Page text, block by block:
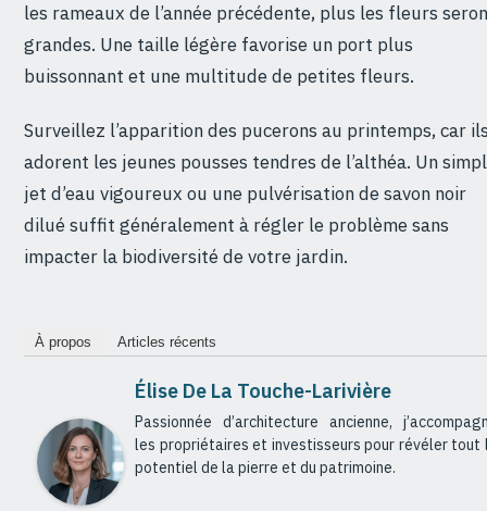
les rameaux de l’année précédente, plus les fleurs
grandes. Une taille légère favorise un port plus
buissonnant et une multitude de petites fleurs.
Surveillez l’apparition des pucerons au printemps, car
adorent les jeunes pousses tendres de l’althéa. Un
jet d’eau vigoureux ou une pulvérisation de savon noir
dilué suffit généralement à régler le problème sans
impacter la biodiversité de votre jardin.
À propos Articles récents
Élise De La Touche-Larivière
Passionnée d’architecture ancienne,
les propriétaires et investisseurs pour révéler tout
potentiel de la pierre et du patrimoine.